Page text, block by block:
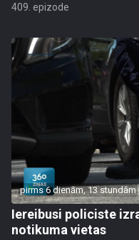
409. epizode
pirms 6 dienām, 13 stundām
Iereibusi policiste
notikuma vietas